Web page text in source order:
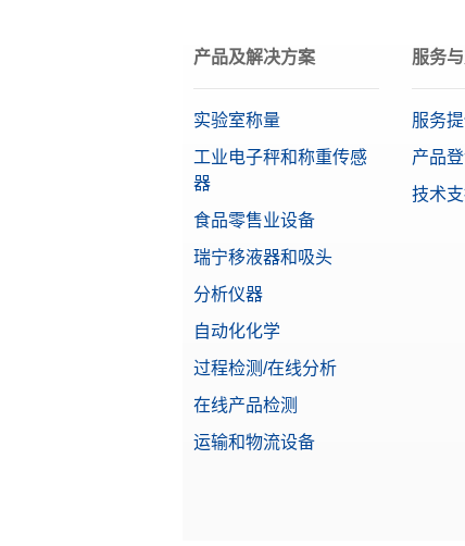
产品及解决方案
实验室称量
工业电子秤和称重传感
器
食品零售业设备
瑞宁移液器和吸头
分析仪器
自动化化学
过程检测/在线分析
在线产品检测
运输和物流设备
服务
服务
产品
技术